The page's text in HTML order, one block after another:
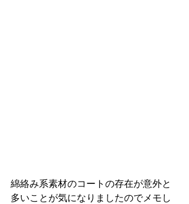
綿絡み系素材のコートの存在が意外と
多いことが気になりましたのでメモし